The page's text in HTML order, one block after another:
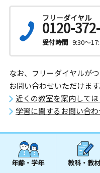
フリーダイヤル
0120-
受付時間 9:30～
なお、フリーダイヤルが
お問い合わせいただけます
近くの教室を案内して
学習に関するお問い合わ
年齢・学年 教科・教材